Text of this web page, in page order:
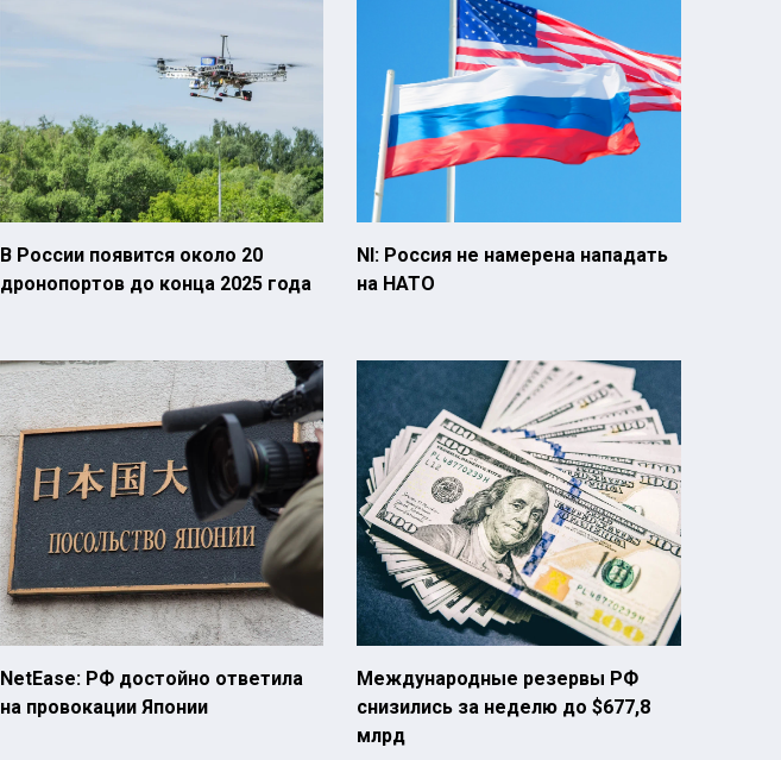
В России появится около 20
дронопортов до конца 2025 года
NI: Россия не намерена нападать
на НАТО
NetEase: РФ достойно ответила
на провокации Японии
Международные резервы РФ
снизились за неделю до $677,8
млрд